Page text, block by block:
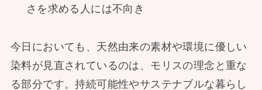
さを求める人には不向き
今日においても、天然由来の素材や環境に優しい
染料が見直されているのは、モリスの理念と重な
る部分です。持続可能性やサステナブルな暮らし